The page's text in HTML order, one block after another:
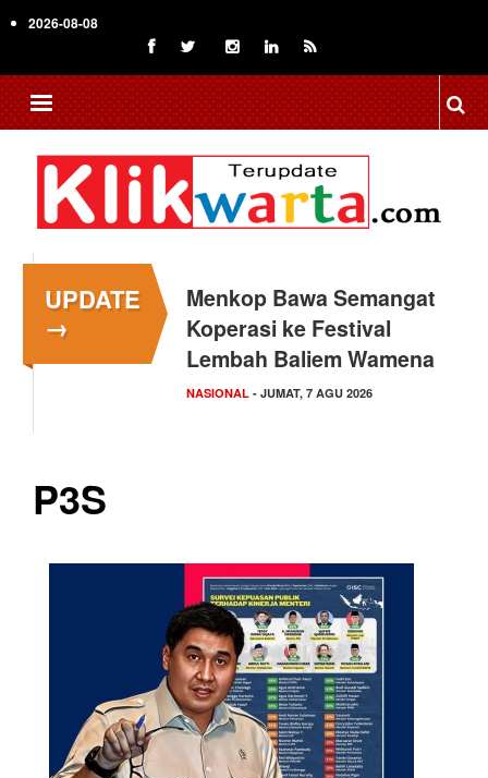
to
content
2026-08-08
UPDATE
→
Menkop Bawa Semangat
Koperasi ke Festival
Lembah Baliem Wamena
NASIONAL - JUMAT, 7 AGU 2026
Tingkatkan Daya Saing
Indonesia, BRIN Fokus
Kembangkan Teknologi…
NASIONAL - JUMAT, 7 AGU 2026
P3S